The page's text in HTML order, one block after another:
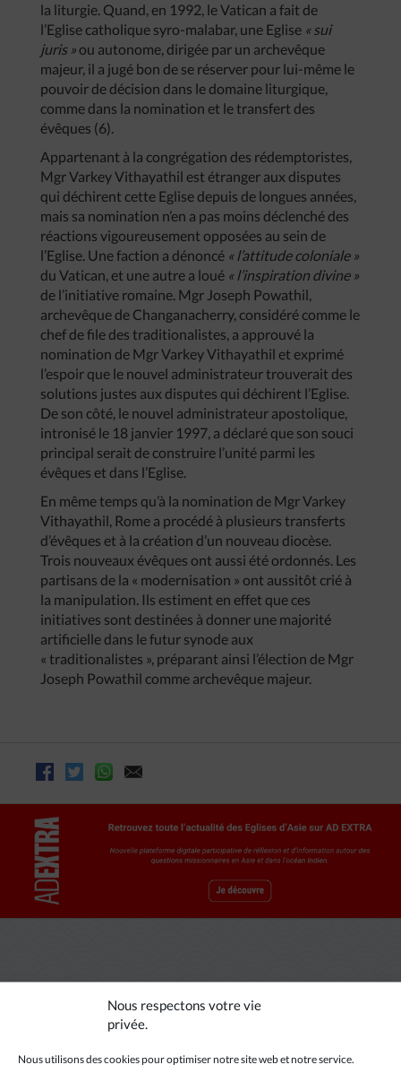
Nous respectons votre vie
privée.
Nous utilisons des cookies pour optimiser notre site web et notre service.
la liturgie. Quand, en 1992, le Vatican a fait de
l’Eglise catholique syro-malabar, une Eglise « sui
juris »ou autonome, dirigée par un archevêque
majeur, il a jugé bon de se réserver pour lui-même le
pouvoir de décision dans le domaine liturgique,
comme dans la nomination et le transfert des
évêques (6).
Appartenant à la congrégation des rédemptoristes,
Mgr Varkey Vithayathil est étranger aux disputes
qui déchirent cette Eglise depuis de longues années,
mais sa nomination n’en a pas moins déclenché des
réactions vigoureusement opposées au sein de
l’Eglise. Une faction a dénoncé « l’attitude coloniale »
du Vatican, et une autre a loué « l’inspiration divine »
de l’initiative romaine. Mgr Joseph Powathil,
archevêque de Changanacherry, considéré comme le
chef de file des traditionalistes, a approuvé la
nomination de Mgr Varkey Vithayathil et exprimé
l’espoir que le nouvel administrateur trouverait des
solutions justes aux disputes qui déchirent l’Eglise.
De son côté, le nouvel administrateur apostolique,
intronisé le 18 janvier 1997, a déclaré que son souci
principal serait de construire l’unité parmi les
évêques et dans l’Eglise.
En même temps qu’à la nomination de Mgr Varkey
Vithayathil, Rome a procédé à plusieurs transferts
d’évêques et à la création d’un nouveau diocèse.
Trois nouveaux évêques ont aussi été ordonnés. Les
partisans de la « modernisation » ont aussitôt crié à
la manipulation. Ils estiment en effet que ces
initiatives sont destinées à donner une majorité
artificielle dans le futur synode aux
« traditionalistes », préparant ainsi l’élection de Mgr
Joseph Powathil comme archevêque majeur.
A LIRE AUSSI